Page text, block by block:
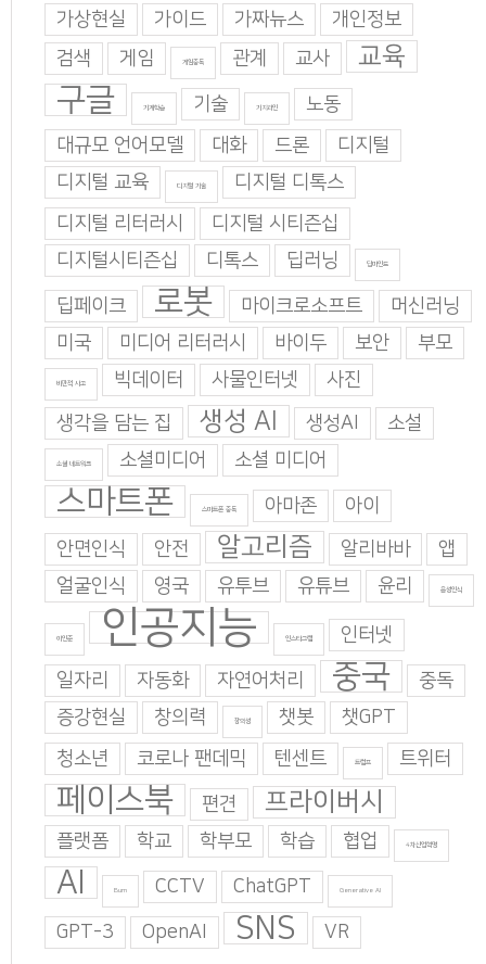
가상현실 가이드 가짜뉴스
개인정보
검색
게임 게임중독 관계 교사 교육
구글 기계학습 기술 기지과인
노동
대규모 언어모델
대화 드론
디지털
디지털 교육
디지털 기술
디지털 디톡스
디지털 리터러시
디지털 시티즌십
디지털시티즌십
디톡스 딥러닝 딥마인드
딥페이크 로봇 마이크로소프트
머신러닝
미국
미디어 리터러시 바이두 보안 부모
비판적 사고 빅데이터 사물인터넷
사진
생각을 담는 집
생성 AI 생성AI 소설
소셜 네트워크 소셜미디어 소셜 미디어
스마트폰 스마트폰 중독 아마존
아이
안면인식
안전 알고리즘 알리바바
앱
얼굴인식
영국 유투브 유튜브 윤리 음성인식
이인준 인공지능 인스타그램 인터넷
일자리 자동화 자연어처리 중국
중독
증강현실
창의력 창의성 챗봇
챗GPT
청소년
코로나 팬데믹 텐센트 트럼프 트위터
페이스북 편견 프라이버시
플랫폼 학교 학부모 학습 협업 4차산업혁명
AI Burn CCTV ChatGPT Generative AI
GPT-3 OpenAI SNS VR